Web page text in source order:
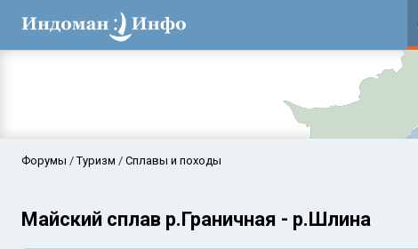
Форумы Туризм Сплавы и походы
Майский сплав р.Граничная - р.Шлина